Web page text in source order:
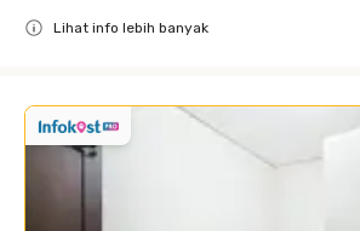
Lihat info lebih banyak